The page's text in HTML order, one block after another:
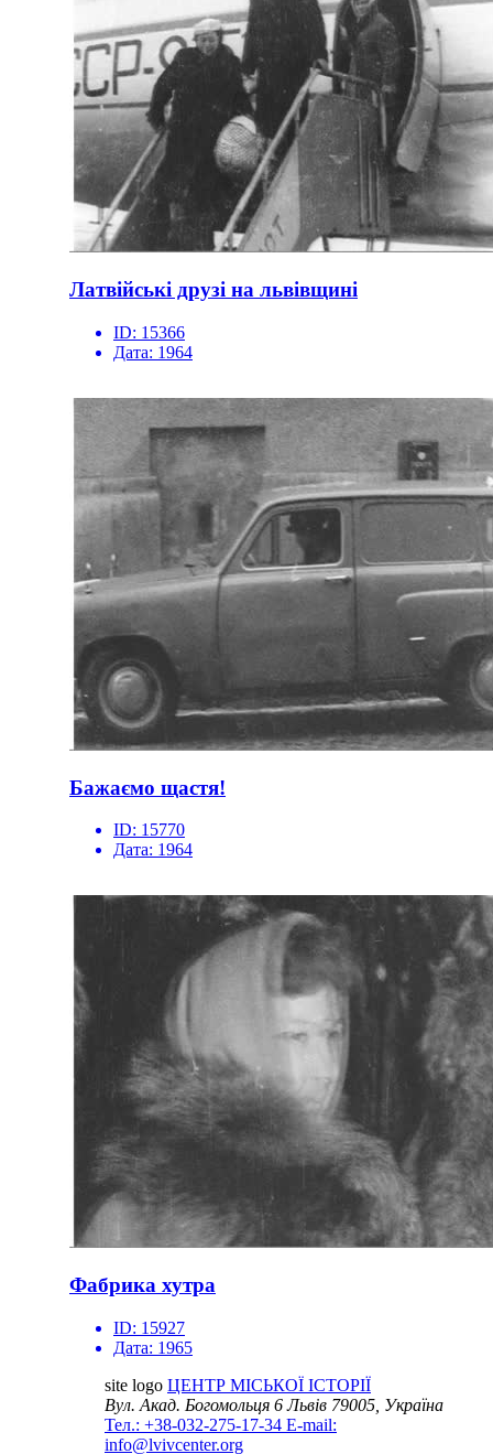
Латвійські друзі на львівщині
ID: 15366
Дата: 1964
Бажаємо щастя!
ID: 15770
Дата: 1964
Фабрика хутра
ID: 15927
Дата: 1965
site logo ЦЕНТР МІСЬКОЇ ІСТОРІЇ
Вул. Акад. Богомольця 6Львів 79005, Україна
Тел.: +38-032-275-17-34 E-mail:
info@lvivcenter.org